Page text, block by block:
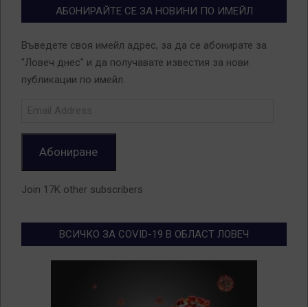
АБОНИРАЙТЕ СЕ ЗА НОВИНИ ПО ИМЕЙЛ
Въведете своя имейл адрес, за да се абонирате за
"Ловеч днес" и да получавате известия за нови
публикации по имейл.
Абониране
Join 17K other subscribers
ВСИЧКО ЗА COVID-19 В ОБЛАСТ ЛОВЕЧ